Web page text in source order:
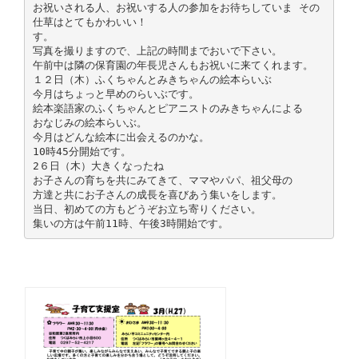
お祝いされる人、お祝いする人の参加をお待ちしていま その
仕草はとてもかわいい！
す。
写真を撮りますので、上記の時間までおいで下さい。
午前中は隣の保育園の年長児さんもお祝いに来てくれます。
１２日（木）ふくちゃんとみきちゃんの絵本らいぶ
今月はちょっと早めのらいぶです。
絵本楽語家のふくちゃんとピアニストのみきちゃんによる
おなじみの絵本らいぶ。
今月はどんな絵本に出会えるのかな。
10時45分開始です。
2６日（木）大きくなったね
お子さんの育ちを共にみてきて、ママやパパ、祖父母の
方達と共にお子さんの成長を喜びあう集いをします。
当日、初めての方もどうぞお立ち寄りください。